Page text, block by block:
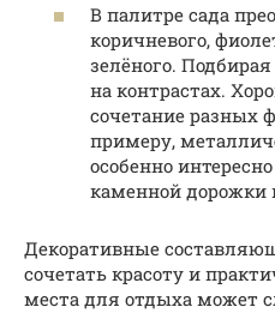
В палитре сада
коричневого,
зелёного.
на контрастах.
сочетание разных
примеру,
особенно
каменной дорожки
Декоративные
сочетать красоту и
места для отдыха может